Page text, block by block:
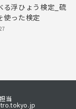
る浮ひょう検定_硫
使った検定
当